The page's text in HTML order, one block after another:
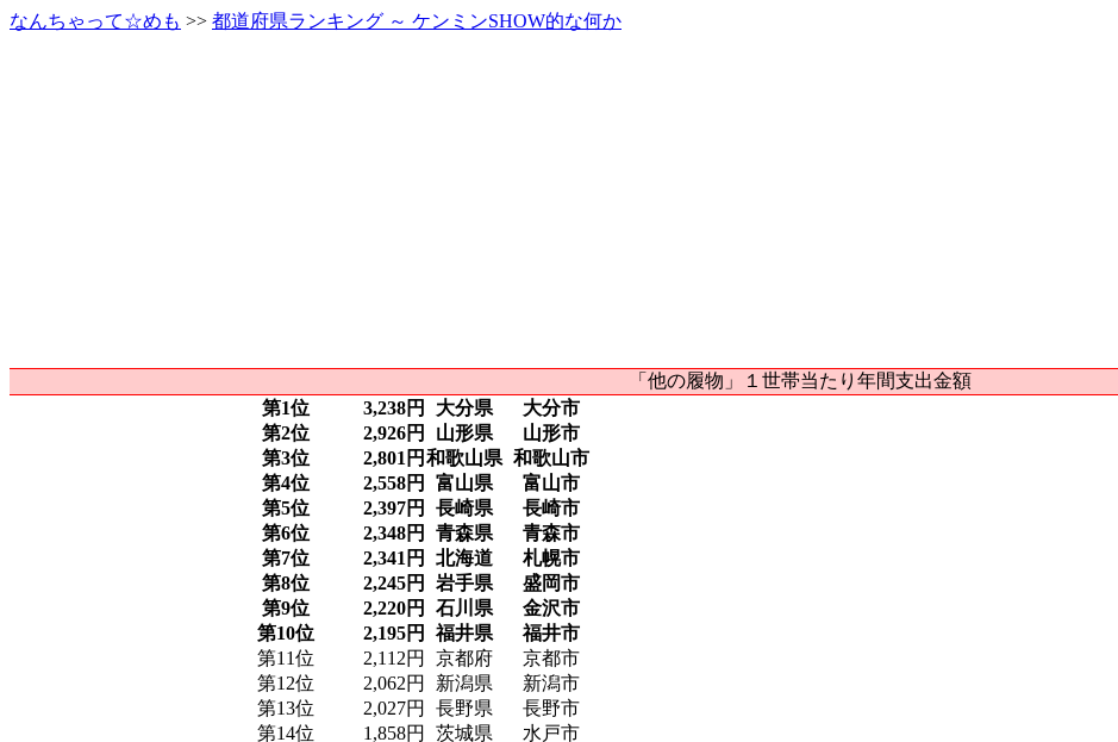
なんちゃって☆めも >> 都道府県ランキング ～ ケンミンSHOW的な何か
「他の履物」１世帯当たり年間支出金額
第1位
3,238円 大分県
大分市
第2位
2,926円 山形県
山形市
第3位
2,801円 和歌山県 和歌山市
第4位
2,558円 富山県
富山市
第5位
2,397円 長崎県
長崎市
第6位
2,348円 青森県
青森市
第7位
2,341円 北海道
札幌市
第8位
2,245円 岩手県
盛岡市
第9位
2,220円 石川県
金沢市
第10位
2,195円 福井県
福井市
第11位
2,112円 京都府
京都市
第12位
2,062円 新潟県
新潟市
第13位
2,027円 長野県
長野市
第14位
1,858円 茨城県
水戸市